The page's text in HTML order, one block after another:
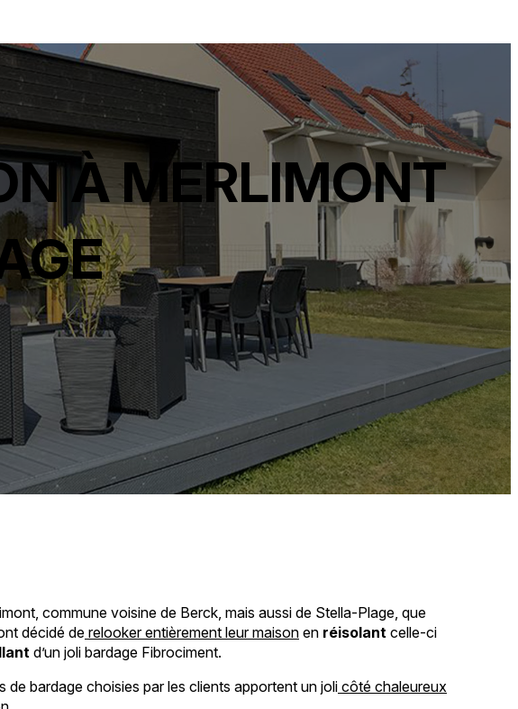
À MERLIMONT
commune voisine de Berck, mais aussi de Stella-Plage, que
décidé de relooker entièrement leur maison en réisolant celle-ci
d’un joli bardage Fibrociment.
de bardage choisies par les clients apportent un joli côté chaleureux